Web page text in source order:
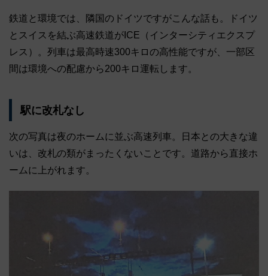
鉄道と環境では、隣国のドイツですがこんな話も。ドイツ
とスイスを結ぶ高速鉄道がICE（インターシティエクスプ
レス）。列車は最高時速300キロの高性能ですが、一部区
間は環境への配慮から200キロ運転します。
駅に改札なし
次の写真は夜のホームに並ぶ高速列車。日本との大きな違
いは、改札の類がまったくないことです。道路から直接ホ
ームに上がれます。